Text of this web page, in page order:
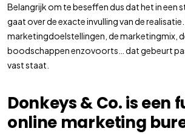
Belangrijk om te beseffen dus dat het in een
gaat over de exacte invulling van de
marketingdoelstellingen, de marketingmix,
boodschappen enzovoorts… dat gebeurt
vast staat.
Donkeys & Co. is een
online marketing